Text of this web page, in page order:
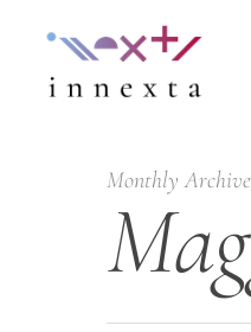
Monthly